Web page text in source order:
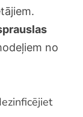
no